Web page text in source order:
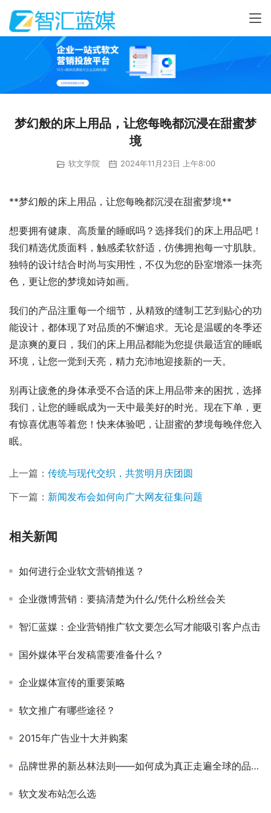
梦幻般的床上用品，让您每晚都沉浸在甜蜜梦
境
软文学院 2024年11月23日 上午8:00
**梦幻般的床上用品，让您每晚都沉浸在甜蜜梦境**
想要拥有健康、高质量的睡眠吗？选择我们的床上用品吧！
我们精选优质面料，触感柔软舒适，仿佛拥抱每一寸肌肤。
独特的设计结合时尚与实用性，不仅为您的卧室增添一抹亮
色，更让您的梦境如诗如画。
我们的产品注重每一个细节，从精致的缝制工艺到贴心的功
能设计，都体现了对品质的不懈追求。无论是温暖的冬季还
是凉爽的夏日，我们的床上用品都能为您提供最适宜的睡眠
环境，让您一觉到天亮，精力充沛地迎接新的一天。
别再让疲惫的身体承受不合适的床上用品带来的困扰，选择
我们，让您的睡眠成为一天中最美好的时光。现在下单，更
有惊喜优惠等着您！快来体验吧，让甜蜜的梦境每晚伴您入
眠。
上一篇： 传统与现代交织，共赏明月庆团圆
下一篇： 新闻发布会如何向广大网友征集问题
相关新闻
如何进行企业软文营销推送？
企业微博营销：要搞清楚为什么/凭什么粉丝会关
智汇蓝媒：企业营销推广软文要怎么写才能吸引客户点击
国外媒体平台发稿需要准备什么？
企业媒体宣传的重要策略
软文推广有哪些途径？
2015年广告业十大并购案
品牌世界的新丛林法则——如何成为真正走遍全球的品牌？
软文发布站怎么选